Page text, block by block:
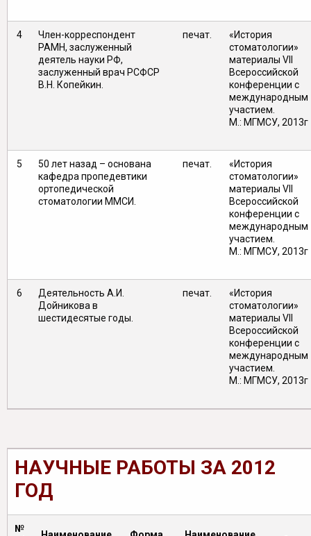
4
Член-корреспондент
РАМН, заслуженный
деятель науки РФ,
заслуженный врач РСФСР
В.Н. Копейкин.
печат.
«История
стоматологии»
материалы VII
Всероссийской
конференции с
международным
участием.
М.: МГМСУ, 2013г
5
50 лет назад – основана
кафедра пропедевтики
ортопедической
стоматологии ММСИ.
печат.
«История
стоматологии»
материалы VII
Всероссийской
конференции с
международным
участием.
М.: МГМСУ, 2013г
6
Деятельность А.И.
Дойникова в
шестидесятые годы.
печат.
«История
стоматологии»
материалы VII
Всероссийской
конференции с
международным
участием.
М.: МГМСУ, 2013г
НАУЧНЫЕ РАБОТЫ ЗА 2012
ГОД
№